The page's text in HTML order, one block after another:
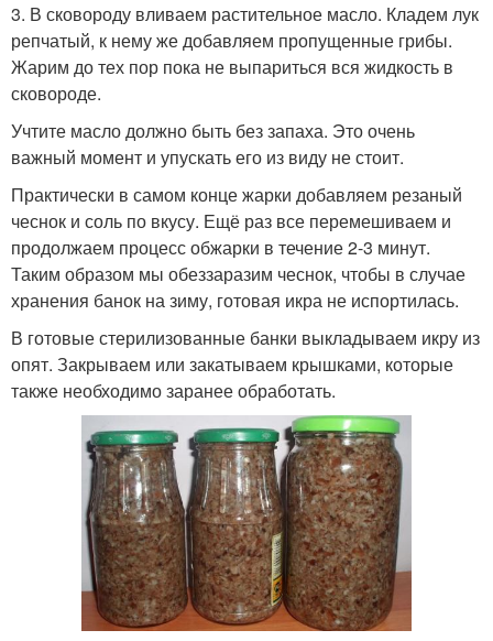
3. В сковороду вливаем растительное масло. Кладем лук
репчатый, к нему же добавляем пропущенные грибы.
Жарим до тех пор пока не выпариться вся жидкость в
сковороде.
Учтите масло должно быть без запаха. Это очень
важный момент и упускать его из виду не стоит.
Практически в самом конце жарки добавляем резаный
чеснок и соль по вкусу. Ещё раз все перемешиваем и
продолжаем процесс обжарки в течение 2-3 минут.
Таким образом мы обеззаразим чеснок, чтобы в случае
хранения банок на зиму, готовая икра не испортилась.
В готовые стерилизованные банки выкладываем икру из
опят. Закрываем или закатываем крышками, которые
также необходимо заранее обработать.